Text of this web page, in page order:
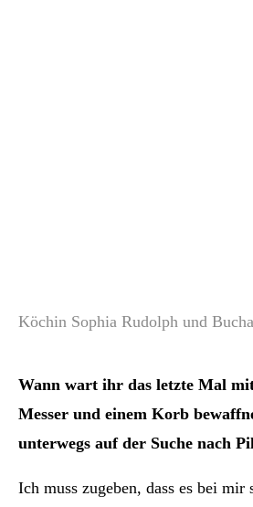
Köchin Sophia Rudolph und
Wann wart ihr das letzte Mal
Messer und einem Korb
unterwegs auf der Suche nach
Ich muss zugeben, dass es bei mir